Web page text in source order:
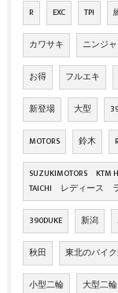
R EXC TPI
カワサキ ニンジャ
お得 フルエキ
新登場 大型
MOTORS 鈴木
SUZUKIMOTORS
TAICHI レディース
390DUKE 新潟
秋田 東北のバイ
小型二輪 大型二輪